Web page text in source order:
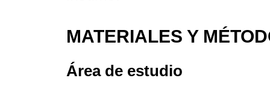
MATERIALES Y
Área de estudio